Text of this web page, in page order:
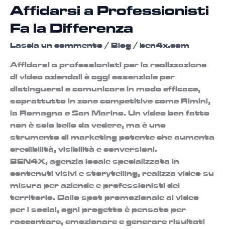
Affidarsi a Professionisti
Fa la Differenza
Lascia un commento / Blog / ben4x.com
Affidarsi a professionisti per la realizzazione
di video aziendali è oggi essenziale per
distinguersi e comunicare in modo efficace,
soprattutto in zone competitive come Rimini,
la Romagna e San Marino. Un video ben fatto
non è solo bello da vedere, ma è uno
strumento di marketing potente che aumenta
credibilità, visibilità e conversioni.
BEN4X, agenzia locale specializzata in
contenuti visivi e storytelling, realizza video su
misura per aziende e professionisti del
territorio. Dallo spot promozionale al video
per i social, ogni progetto è pensato per
raccontare, emozionare e generare risultati